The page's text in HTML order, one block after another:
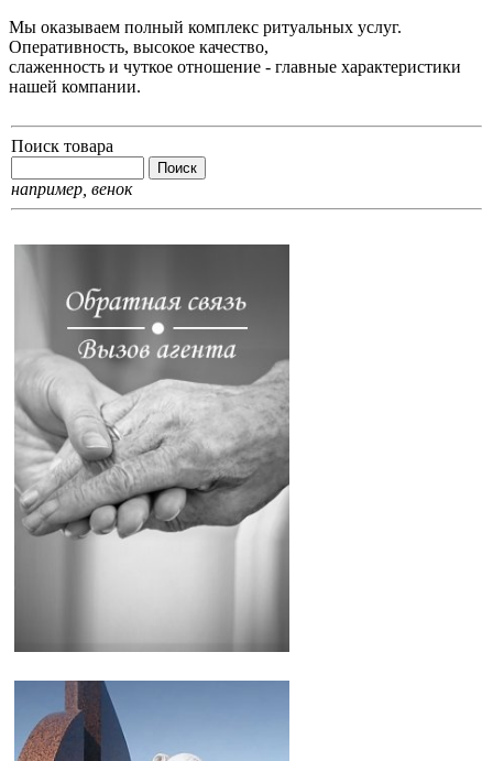
Мы оказываем полный комплекс ритуальных услуг.
Оперативность, высокое качество,
слаженность и чуткое отношение - главные характеристики
нашей компании.
Поиск товара
например, венок